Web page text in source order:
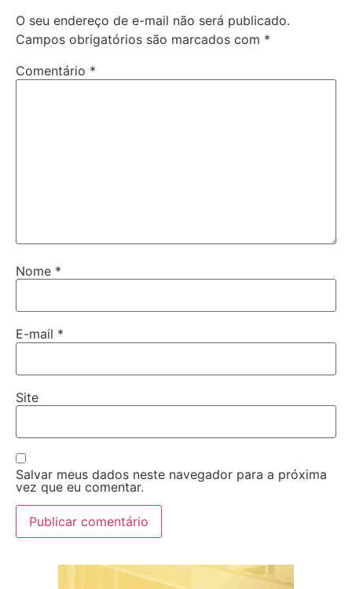
O seu endereço de e-mail não será publicado.
Campos obrigatórios são marcados com *
Comentário *
Nome *
E-mail *
Site
Salvar meus dados neste navegador para a próxima
vez que eu comentar.